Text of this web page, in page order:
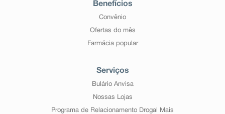
Benefícios
Convênio
Ofertas do mês
Farmácia popular
Serviços
Bulário Anvisa
Nossas Lojas
Programa de Relacionamento Drogal Mais